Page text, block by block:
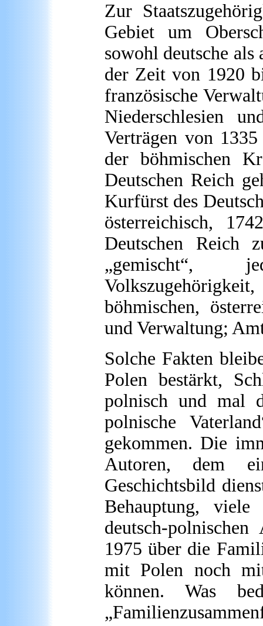
Zur
Gebiet um
sowohl deutsche
der Zeit von 1920
französische
Niederschlesien
Verträgen von
der böhmischen
Deutschen Reich
Kurfürst des
österreichisch,
Deutschen Reich
„gemischt“,
böhmischen,
und Verwaltung;
Solche Fakten
Polen bestärkt,
polnisch und mal
polnische
gekommen. Die
Autoren, dem
Geschichtsbild
Behauptung,
deutsch-
1975 über die
mit Polen noch
können. Was